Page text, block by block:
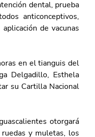
dental, prueba
anticonceptivos,
de vacunas
en el tianguis del
Delgadillo, Esthela
su Cartilla Nacional
otorgará
y muletas, los